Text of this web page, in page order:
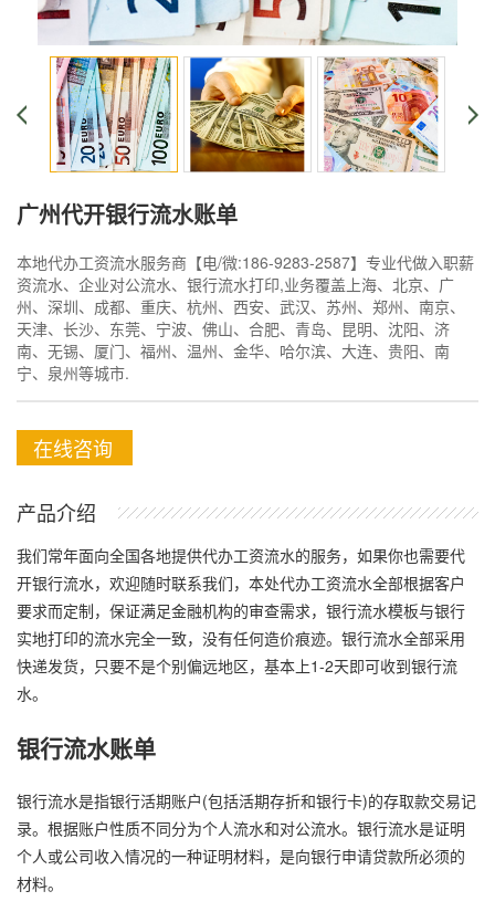
广州代开银行流水账单
本地代办工资流水服务商【电/微:186-9283-2587】专业代做入职薪
资流水、企业对公流水、银行流水打印,业务覆盖上海、北京、广
州、深圳、成都、重庆、杭州、西安、武汉、苏州、郑州、南京、
天津、长沙、东莞、宁波、佛山、合肥、青岛、昆明、沈阳、济
南、无锡、厦门、福州、温州、金华、哈尔滨、大连、贵阳、南
宁、泉州等城市.
在线咨询
产品介绍
我们常年面向全国各地提供代办工资流水的服务，如果你也需要代
开银行流水，欢迎随时联系我们，本处代办工资流水全部根据客户
要求而定制，保证满足金融机构的审查需求，银行流水模板与银行
实地打印的流水完全一致，没有任何造价痕迹。银行流水全部采用
快递发货，只要不是个别偏远地区，基本上1-2天即可收到银行流
水。
银行流水账单
银行流水是指银行活期账户(包括活期存折和银行卡)的存取款交易记
录。根据账户性质不同分为个人流水和对公流水。银行流水是证明
个人或公司收入情况的一种证明材料，是向银行申请贷款所必须的
材料。